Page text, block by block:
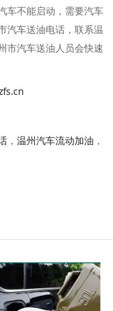
车不能启动，需要汽车
汽车送油电话，联系温
市汽车送油人员会快速
， 温州汽车流动加油 ，